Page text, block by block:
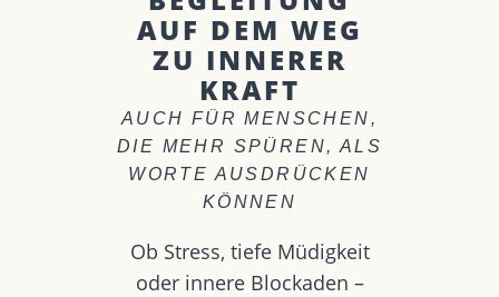
AUF DEM WEG
ZU INNERER
KRAFT
AUCH FÜR MENSCHEN,
DIE MEHR SPÜREN, ALS
WORTE AUSDRÜCKEN
KÖNNEN
Ob Stress, tiefe Müdigkeit
oder innere Blockaden –